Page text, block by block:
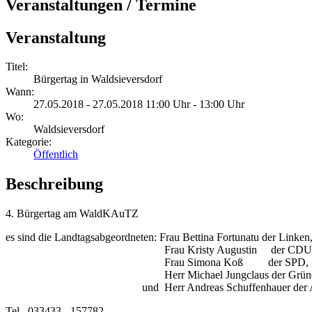
Veranstaltungen / Termine
Veranstaltung
Titel:
Bürgertag in Waldsieversdorf
Wann:
27.05.2018 - 27.05.2018 11:00 Uhr - 13:00 Uhr
Wo:
Waldsieversdorf
Kategorie:
Öffentlich
Beschreibung
4. Bürgertag am WaldKAuTZ
es sind die Landtagsabgeordneten: Frau Bettina Fortunatu der Linken,
Frau Kristy Augustin der
Frau Simona Koß der SPD,
Herr Michael Jungclaus der
und Herr Andreas Schuffenhauer der AFD